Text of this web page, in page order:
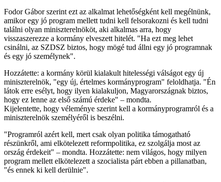
Fodor Gábor szerint ezt az alkalmat lehetőségként kell megélnünk,
amikor egy jó program mellett tudni kell felsorakozni és kell tudni
találni olyan miniszterelnököt, aki alkalmas arra, hogy
visszaszerezze a kormány elveszett hitelét. "Ha ezt meg lehet
csinálni, az SZDSZ biztos, hogy mögé tud állni egy jó programnak
és egy jó személynek".
Hozzátette: a kormány körül kialakult hitelességi válságot egy új
miniszterelnök, "egy új, értelmes kormányprogram" feloldhatja. "Én
látok erre esélyt, hogy ilyen kialakuljon, Magyarországnak biztos,
hogy ez lenne az első számú érdeke" – mondta.
Kijelentette, hogy véleménye szerint kell a kormányprogramról és a
miniszterelnök személyéről is beszélni.
"Programról azért kell, mert csak olyan politika támogatható
részünkről, ami elkötelezett reformpolitika, ez szolgálja most az
ország érdekeit" – mondta. Hozzátette: nem világos, hogy milyen
program mellett elkötelezett a szocialista párt ebben a pillanatban,
"és ennek ki kell derülnie".